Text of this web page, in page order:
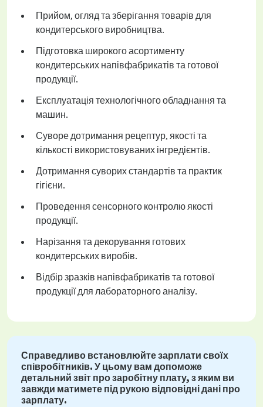
Прийом, огляд та зберігання товарів для
кондитерського виробництва.
Підготовка широкого асортименту
кондитерських напівфабрикатів та готової
продукції.
Експлуатація технологічного обладнання та
машин.
Суворе дотримання рецептур, якості та
кількості використовуваних інгредієнтів.
Дотримання суворих стандартів та практик
гігієни.
Проведення сенсорного контролю якості
продукції.
Нарізання та декорування готових
кондитерських виробів.
Відбір зразків напівфабрикатів та готової
продукції для лабораторного аналізу.
Справедливо встановлюйте зарплати своїх
співробітників. У цьому вам допоможе
детальний звіт про заробітну плату, з яким ви
завжди матимете під рукою відповідні дані про
зарплату.